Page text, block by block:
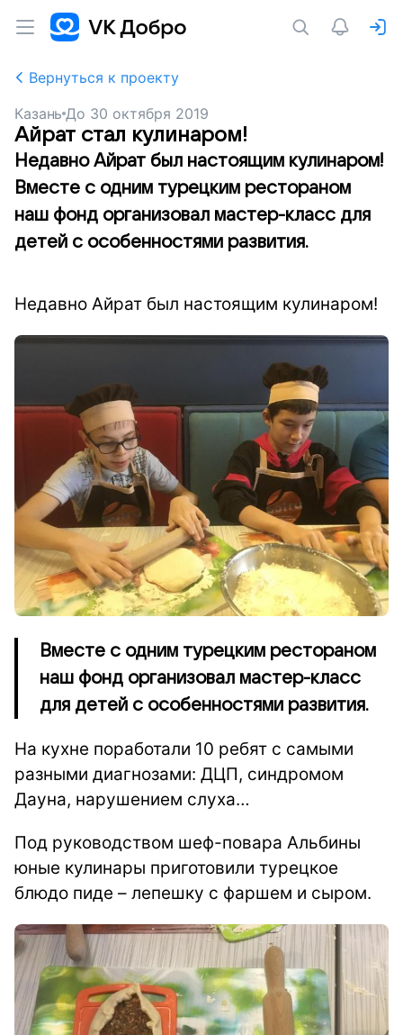
Вернуться к проекту
Казань До 30 октября 2019
Айрат стал кулинаром!
Недавно Айрат был настоящим кулинаром!
Вместе с одним турецким рестораном
наш фонд организовал мастер-класс для
детей с особенностями развития.
Недавно Айрат был настоящим кулинаром!
Вместе с одним турецким рестораном
наш фонд организовал мастер-класс
для детей с особенностями развития.
На кухне поработали 10 ребят с самыми
разными диагнозами: ДЦП, синдромом
Дауна, нарушением слуха…
Под руководством шеф-повара Альбины
юные кулинары приготовили турецкое
блюдо пиде – лепешку с фаршем и сыром.